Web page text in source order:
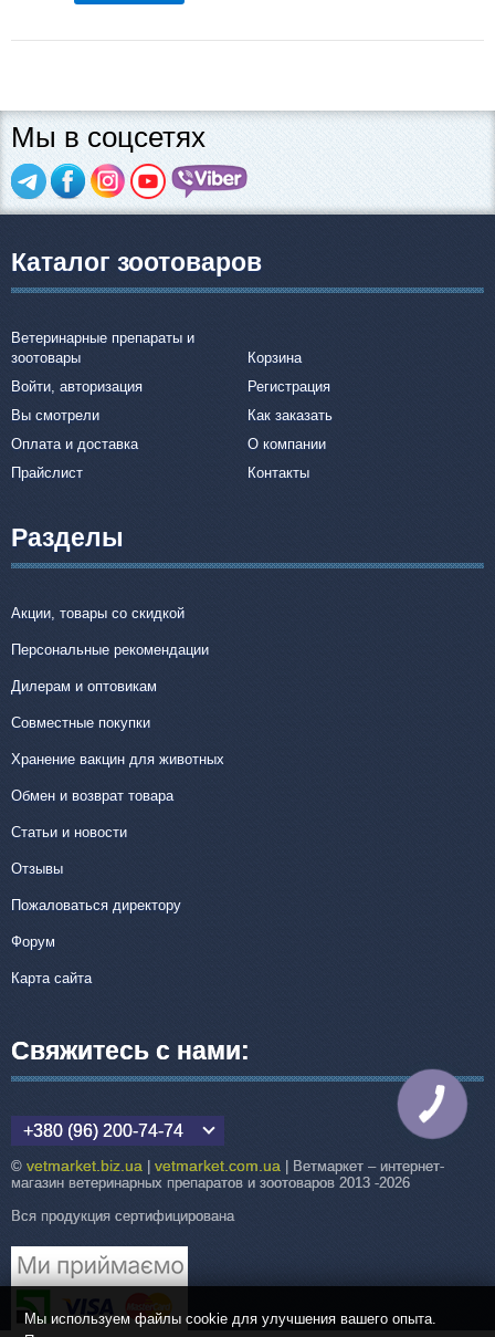
Мы в соцсетях
Каталог зоотоваров
Ветеринарные препараты и
зоотовары
Корзина
Войти, авторизация
Регистрация
Вы смотрели
Как заказать
Оплата и доставка
О компании
Прайслист
Контакты
Разделы
Акции, товары со скидкой
Персональные рекомендации
Дилерам и оптовикам
Совместные покупки
Хранение вакцин для животных
Обмен и возврат товара
Статьи и новости
Отзывы
Пожаловаться директору
Форум
Карта сайта
Свяжитесь с нами:
+380 (96) 200-74-74
© vetmarket.biz.ua vetmarket.com.ua | Ветмаркет – интернет-
магазин ветеринарных препаратов и зоотоваров 2013 -2026
Вся продукция сертифицирована
Мы используем файлы cookie для улучшения вашего опыта.
КНОПКА
СВЯЗИ